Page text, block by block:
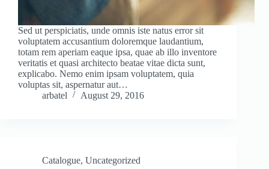
Sed ut perspiciatis, unde omnis iste natus error sit
voluptatem accusantium doloremque laudantium,
totam rem aperiam eaque ipsa, quae ab illo inventore
veritatis et quasi architecto beatae vitae dicta sunt,
explicabo. Nemo enim ipsam voluptatem, quia
voluptas sit, aspernatur aut…
arbatel
August 29, 2016
Catalogue, Uncategorized